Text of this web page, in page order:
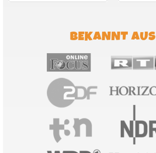
BEKANNT AUS